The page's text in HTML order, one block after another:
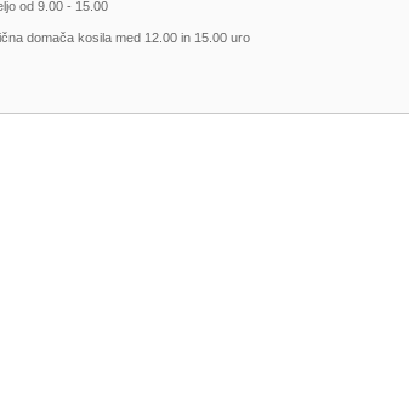
od 9.00 - 15.00
domača kosila med 12.00 in 15.00 uro